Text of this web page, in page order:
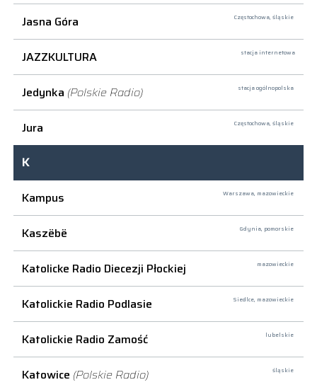
Jasna Góra Częstochowa, śląskie
JAZZKULTURA stacja internetowa
Jedynka (Polskie Radio) stacja ogólnopolska
Jura Częstochowa, śląskie
K
Kampus
Warszawa, mazowieckie
Kaszëbë Gdynia, pomorskie
Katolicke Radio Diecezji Płockiej mazowieckie
Katolickie Radio Podlasie Siedlce, mazowieckie
Katolickie Radio Zamość lubelskie
Katowice (Polskie Radio) śląskie